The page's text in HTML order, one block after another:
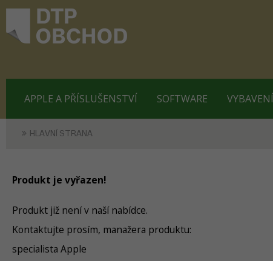
APPLE A PŘÍSLUŠENSTVÍ SOFTWARE VYBAVENÍ
HLAVNÍ STRANA
Produkt je vyřazen!
Produkt již není v naší nabídce.
Kontaktujte prosím, manažera produktu:
specialista Apple